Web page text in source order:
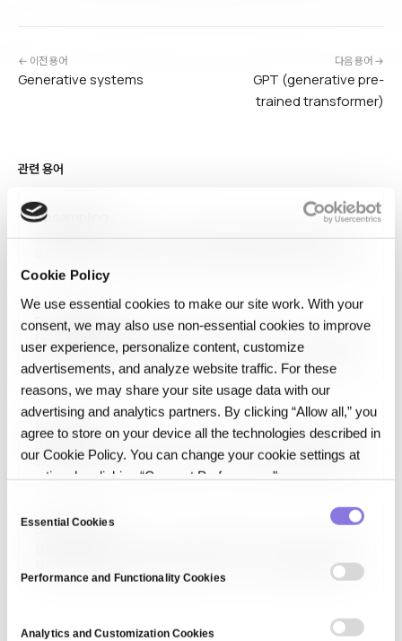
Cookie Policy
We use essential cookies to make our site work. With your
consent, we may also use non‑essential cookies to improve
user experience, personalize content, customize
advertisements, and analyze website traffic. For these
reasons, we may share your site usage data with our
advertising and analytics partners. By clicking “Allow all,” you
agree to store on your device all the technologies described in
our Cookie Policy. You can change your cookie settings at
any time by clicking “Consent Preferences."
Essential Cookies
Performance and Functionality Cookies
Analytics and Customization Cookies
← 이전 용어
Generative systems
다음 용어 →
GPT (generative pre-
trained transformer)
관련 용어
Upsampling
업샘플링(Upsampling)은 신호·이미지의 해상도·샘플 수를 늘리는 과정
기법을 의미합니다. 신호 처리에서는 보간법으로 새 샘플을 추가하며,
ML에서는 단순 복제, SMOTE, 합성 데이터 생성을 활용합니다. 불균형
데이터셋으로 인한 모델 편향을 완화하는 중요한 전처리 단계입니다.
Data Pipeline
데이터 파이프라인은 데이터를 소스에서 목적지로 배치 또는 스트리밍으로
옮기고 변환하며, 전달만으로는 데이터가 AI-ready가 되지 않는 이유를
설명합니다.
Privacy Act
프라이버시법(Privacy Act)은 국가·지역별 개인정보 보호 법률을 일컫는
포괄적 명칭입니다. 미국 연방 Privacy Act of 1974(연방 정부 기관의
개인정보 관리 규율), 호주 Privacy Act 1988, 캐나다 Privacy Act,
Source data
데이터 파이프라인의 진실된 원천(source of truth) 역할을 합니다. 운영
시스템, IoT 센서, 외부 API, 사용자 입력 등이 소스이며, 데이터 리니지